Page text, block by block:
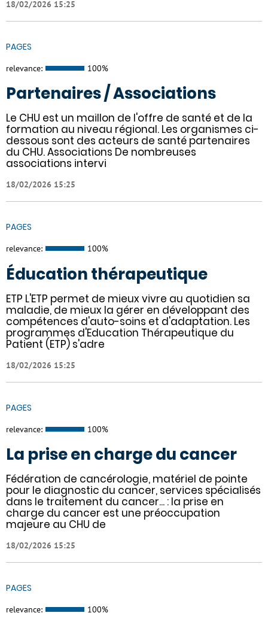
18/02/2026 15:25
PAGES
relevance: 100%
Partenaires / Associations
Le CHU est un maillon de l'offre de santé et de la
formation au niveau régional. Les organismes ci-
dessous sont des acteurs de santé partenaires
du CHU. Associations De nombreuses
associations intervi
18/02/2026 15:25
PAGES
relevance: 100%
Éducation thérapeutique
ETP L'ETP permet de mieux vivre au quotidien sa
maladie, de mieux la gérer en développant des
compétences d'auto-soins et d'adaptation. Les
programmes d'Education Thérapeutique du
Patient (ETP) s'adre
18/02/2026 15:25
PAGES
relevance: 100%
La prise en charge du cancer
Fédération de cancérologie, matériel de pointe
pour le diagnostic du cancer, services spécialisés
dans le traitement du cancer... : la prise en
charge du cancer est une préoccupation
majeure au CHU de
18/02/2026 15:25
PAGES
relevance: 100%